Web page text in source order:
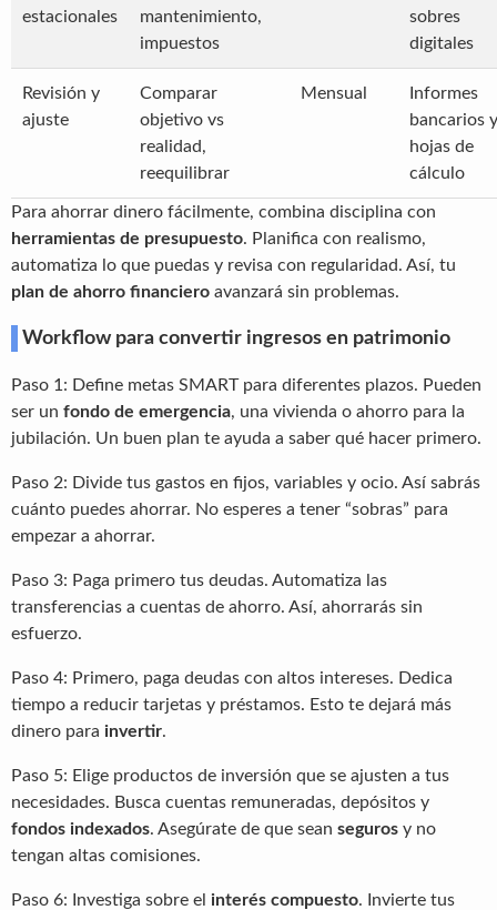
estacionales
mantenimiento,
impuestos
sobres
digitales
Revisión y
ajuste
Comparar
objetivo vs
realidad,
reequilibrar
Mensual
Informes
bancarios y
hojas de
cálculo
Para ahorrar dinero fácilmente, combina disciplina con
herramientas de presupuesto. Planifica con realismo,
automatiza lo que puedas y revisa con regularidad. Así, tu
plan de ahorro financiero avanzará sin problemas.
Workflow para convertir ingresos en patrimonio
Paso 1: Define metas SMART para diferentes plazos. Pueden
ser un fondo de emergencia, una vivienda o ahorro para la
jubilación. Un buen plan te ayuda a saber qué hacer primero.
Paso 2: Divide tus gastos en fijos, variables y ocio. Así sabrás
cuánto puedes ahorrar. No esperes a tener “sobras” para
empezar a ahorrar.
Paso 3: Paga primero tus deudas. Automatiza las
transferencias a cuentas de ahorro. Así, ahorrarás sin
esfuerzo.
Paso 4: Primero, paga deudas con altos intereses. Dedica
tiempo a reducir tarjetas y préstamos. Esto te dejará más
dinero para invertir.
Paso 5: Elige productos de inversión que se ajusten a tus
necesidades. Busca cuentas remuneradas, depósitos y
fondos indexados. Asegúrate de que sean seguros y no
tengan altas comisiones.
Paso 6: Investiga sobre el interés compuesto. Invierte tus